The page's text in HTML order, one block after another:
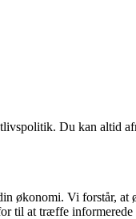
Du kan altid
økonomi. Vi forstår,
til at træffe informerede